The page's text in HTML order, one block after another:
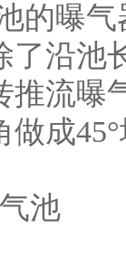
曝气
了沿池
推流曝
成
池